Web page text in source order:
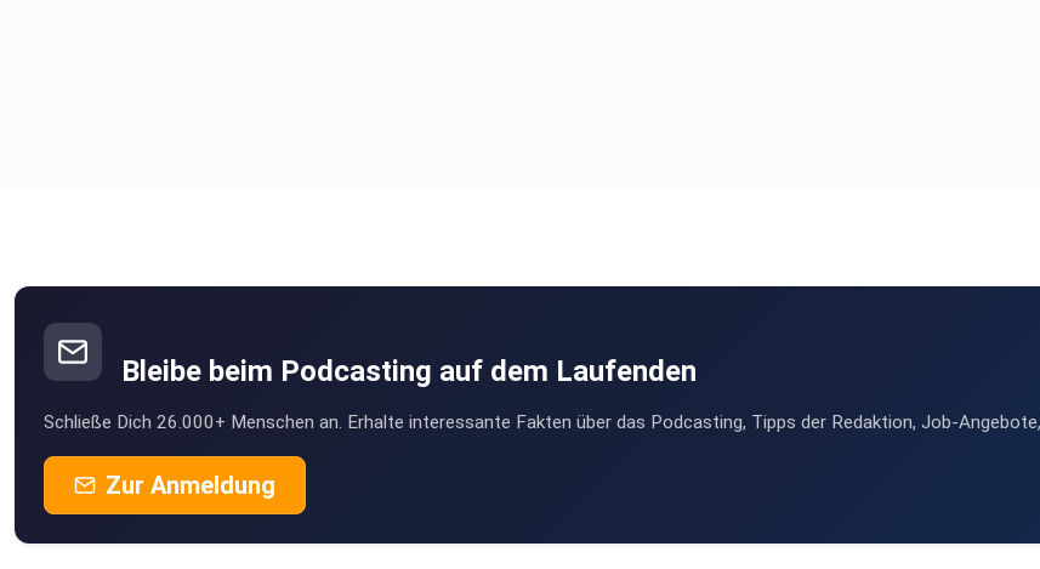
Bleibe beim Podcasting auf dem Laufenden
Schließe Dich 26.000+ Menschen an. Erhalte interessante Fakten über das Podcasting, Tipps der Redaktion, Job-
Zur Anmeldung